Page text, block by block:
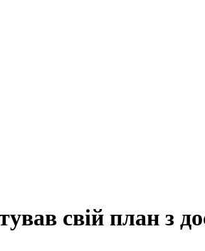
свій план з